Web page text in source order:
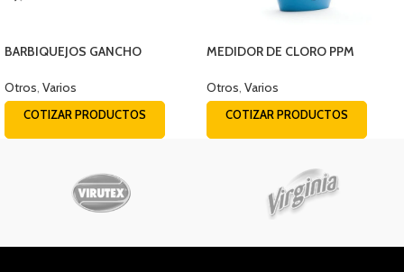
BARBIQUEJOS GANCHO
Otros Varios
COTIZAR PRODUCTOS
MEDIDOR DE CLORO PPM
Otros Varios
COTIZAR PRODUCTOS